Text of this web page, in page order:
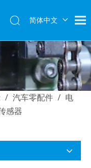
简体中文
/ 汽车零配件 / 电
感器